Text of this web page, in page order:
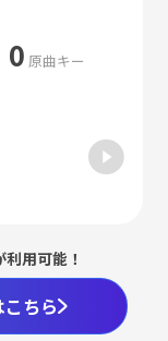
0 原曲キー
利用可能！
こちら